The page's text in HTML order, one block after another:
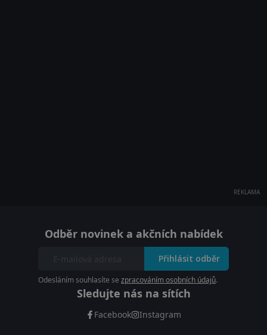
REKLAMA
Odběr novinek a akčních nabídek
Přihlásit odběr
Odesláním souhlasíte se zpracováním osobních údajů.
Sledujte nás na sítích
Facebook Instagram